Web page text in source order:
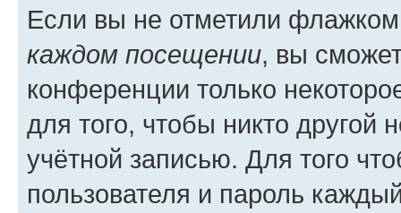
Если вы не отметили
каждом посещении, вы
конференции только
для того, чтобы никто другой
учётной записью. Для того
пользователя и пароль